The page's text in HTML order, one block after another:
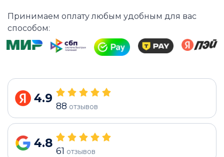
Принимаем оплату любым удобным для вас
способом:
4.9
88 отзывов
4.8
61 отзывов